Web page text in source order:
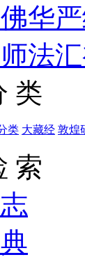
华
法
类
类 大藏经 敦煌
索